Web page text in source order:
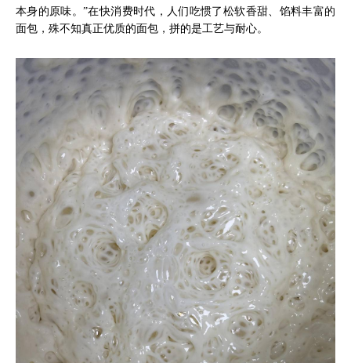
本身的原味。”在快消费时代，人们吃惯了松软香甜、馅料丰富的
面包，殊不知真正优质的面包，拼的是工艺与耐心。